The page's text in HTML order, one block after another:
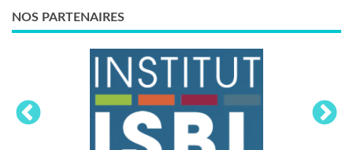
NOS PARTENAIRES